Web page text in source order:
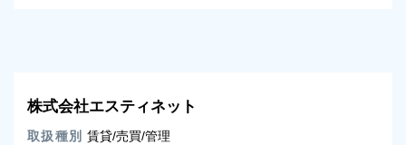
株式会社エスティネット
取扱種別 賃貸/売買/管理